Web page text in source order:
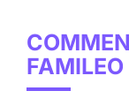
FAMILEO